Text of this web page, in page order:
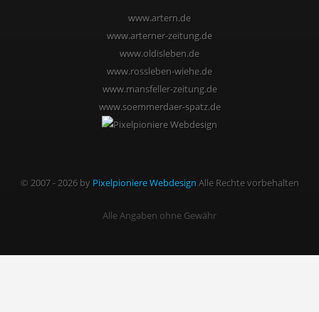
www.artern.de
www.arterner-zeitung.de
www.oldisleben.de
www.rossleben-wiehe.de
www.mansfeller-zeitung.de
www.soemmerdaer-spatz.de
© 2007 - 2026 by Pixelpioniere Webdesign Alle Rechte vorbehalten
Alle Angaben ohne Gewähr